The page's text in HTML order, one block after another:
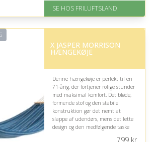
God Trustpilot rating på 3.8 ud
SE HOS FRILUFTSLAND
X JASPER MORRISON
HÆNGEKØJE
Denne hængekøje er perfekt til en
71-årig, der fortjener rolige stunder
med maksimal komfort. Det bløde,
formende stof og den stabile
konstruktion gør det nemt at
slappe af udendørs, mens det lette
design og den medfølgende taske
799kr